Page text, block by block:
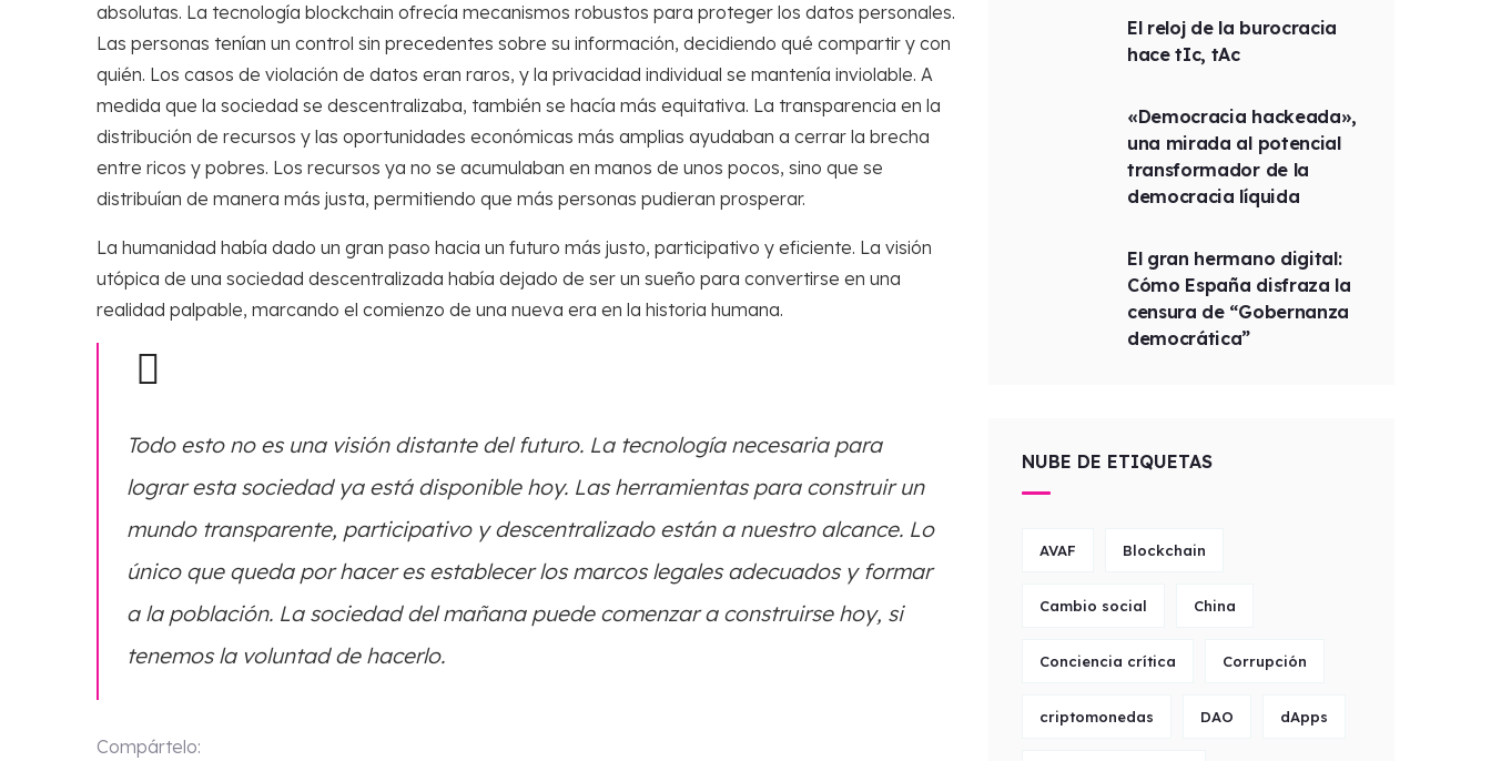
absolutas. La tecnología blockchain ofrecía mecanismos robustos para proteger los datos personales.
Las personas tenían un control sin precedentes sobre su información, decidiendo qué compartir y con
quién. Los casos de violación de datos eran raros, y la privacidad individual se mantenía inviolable. A
medida que la sociedad se descentralizaba, también se hacía más equitativa. La transparencia en la
distribución de recursos y las oportunidades económicas más amplias ayudaban a cerrar la brecha
entre ricos y pobres. Los recursos ya no se acumulaban en manos de unos pocos, sino que se
distribuían de manera más justa, permitiendo que más personas pudieran prosperar.
La humanidad había dado un gran paso hacia un futuro más justo, participativo y eficiente. La visión
utópica de una sociedad descentralizada había dejado de ser un sueño para convertirse en una
realidad palpable, marcando el comienzo de una nueva era en la historia humana.
Todo esto no es una visión distante del futuro. La tecnología necesaria para
lograr esta sociedad ya está disponible hoy. Las herramientas para construir un
mundo transparente, participativo y descentralizado están a nuestro alcance. Lo
único que queda por hacer es establecer los marcos legales adecuados y formar
a la población. La sociedad del mañana puede comenzar a construirse hoy, si
tenemos la voluntad de hacerlo.
Compártelo:
El reloj de la burocracia
hace tIc, tAc
«Democracia hackeada»,
una mirada al potencial
transformador de la
democracia líquida
El gran hermano digital:
Cómo España disfraza la
censura de “Gobernanza
democrática”
NUBE DE ETIQUETAS
AVAF Blockchain
Cambio social China
Conciencia crítica Corrupción
criptomonedas DAO dApps